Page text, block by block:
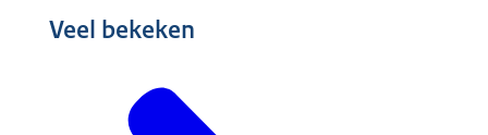
Veel bekeken